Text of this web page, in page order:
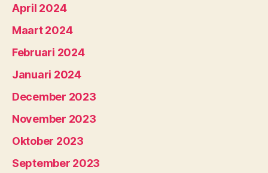
April 2024
Maart 2024
Februari 2024
Januari 2024
December 2023
November 2023
Oktober 2023
September 2023